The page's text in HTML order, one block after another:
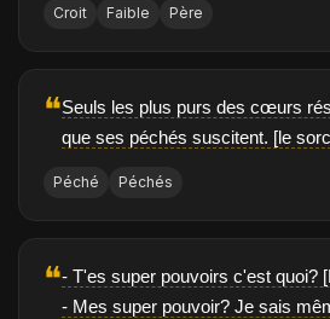
Croit Faible Père
❝Seuls les plus purs des cœurs
que ses péchés suscitent. [le
Péché Péchés
❝- T'es super pouvoirs c'est quoi?
- Mes super pouvoir? Je sais